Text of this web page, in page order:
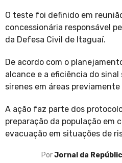
O teste foi definido em
concessionária responsável
da Defesa Civil de Itaguaí.
De acordo com o
alcance e a eficiência do
sirenes em áreas previamente
A ação faz parte dos
preparação da população em
evacuação em situações de
PorJornal da